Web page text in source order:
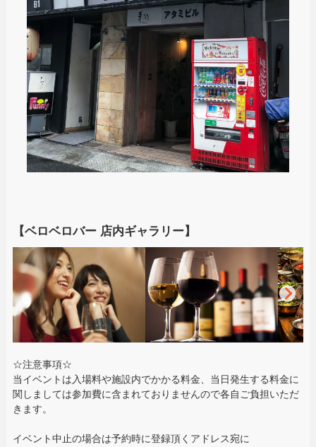
【ベロベロバー 店内ギャラリー】
☆注意事項☆
当イベントは入場料や施設内でかかる料金、当日発生する料金に
関しましては参加費に含まれておりませんので各自ご負担いただ
きます。
イベント中止の場合は予約時に登録頂くアドレス宛に